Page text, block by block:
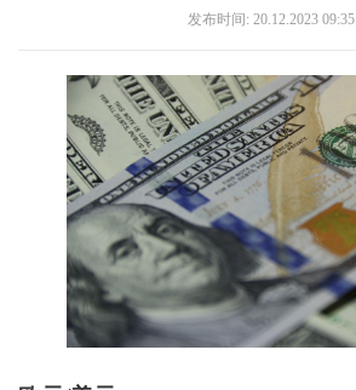
发布时间: 20.12.2023 09:35